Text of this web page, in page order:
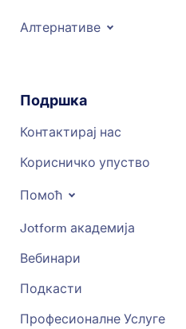
Алтернативе
Подршка
Контактирај нас
Корисничко упуство
Помоћ
Jotform академија
Вебинари
Подкасти
Професионалне Услуге